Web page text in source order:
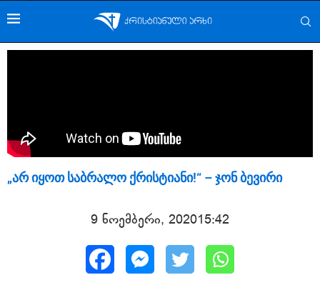
„არ იყოთ საბრალო ქრისტიანი!“ – ჯონ ბევირი
9 ნოემბერი, 202015:42